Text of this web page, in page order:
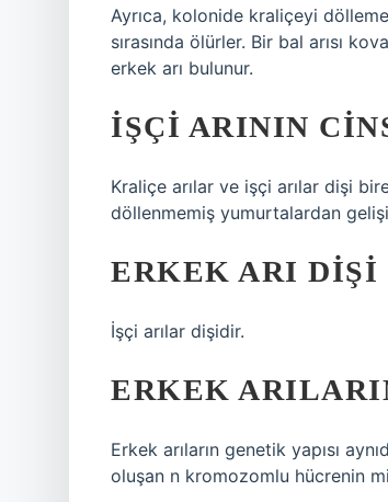
Ayrıca, kolonide kraliçeyi
sırasında ölürler. Bir bal arısı
erkek arı bulunur.
İŞÇI ARININ
Kraliçe arılar ve işçi arılar dişi
döllenmemiş yumurtalardan
ERKEK ARI DIŞI
İşçi arılar dişidir.
ERKEK
Erkek arıların genetik yapısı
oluşan n kromozomlu hücrenin